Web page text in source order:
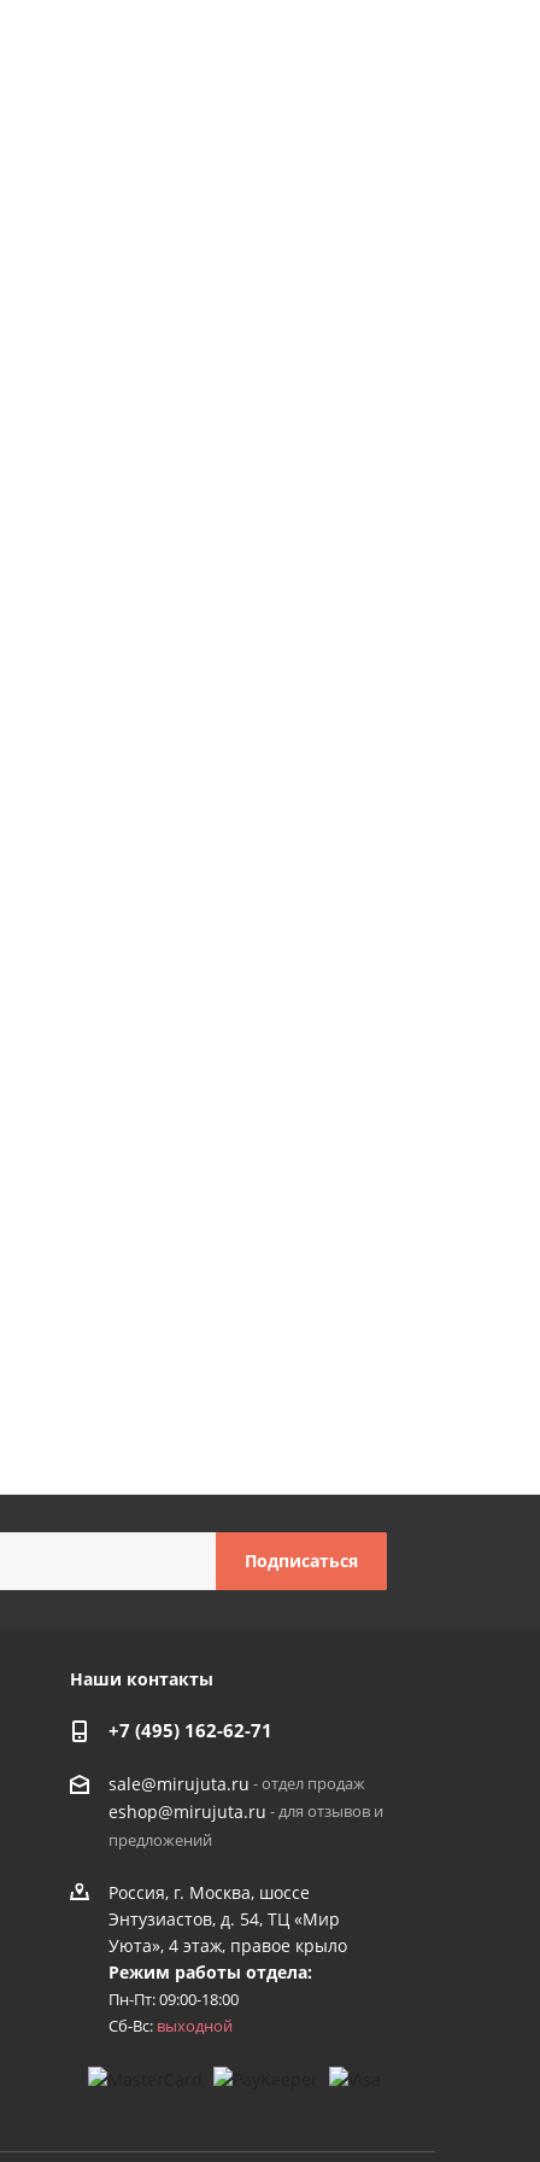
Наши контакты
+7 (495) 162-62-71
sale@mirujuta.ru - отдел продаж
eshop@mirujuta.ru - для отзывов и
предложений
Россия, г. Москва, шоссе
Энтузиастов, д. 54, ТЦ «Мир
Уюта», 4 этаж, правое крыло
Режим работы отдела:
Пн-Пт: 09:00-18:00
Сб-Вс: выходной